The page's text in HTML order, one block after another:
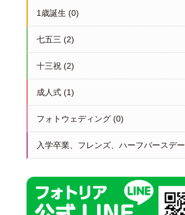
1歳誕生 (0)
七五三 (2)
十三祝(2)
成人式(1)
フォトウェディング(0)
入学卒業、フレンズ、ハーフバースデー